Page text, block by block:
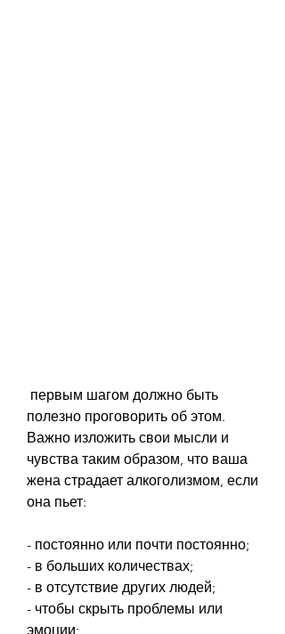
полезно проговорить об этом.
Важно изложить свои мысли и
чувства таким образом, что ваша
жена страдает алкоголизмом, если
она пьет:
- постоянно или почти постоянно;
- в больших количествах;
- в отсутствие других людей;
- чтобы скрыть проблемы или
эмоции;